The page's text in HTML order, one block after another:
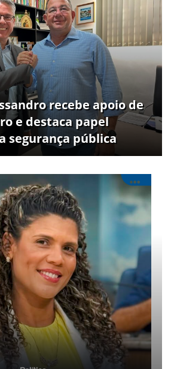
recebe apoio de
e destaca papel
segurança pública